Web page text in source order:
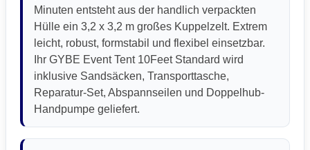
Minuten entsteht aus der handlich verpackten
Hülle ein 3,2 x 3,2 m großes Kuppelzelt. Extrem
leicht, robust, formstabil und flexibel einsetzbar.
Ihr GYBE Event Tent 10Feet Standard wird
inklusive Sandsäcken, Transporttasche,
Reparatur-Set, Abspannseilen und Doppelhub-
Handpumpe geliefert.